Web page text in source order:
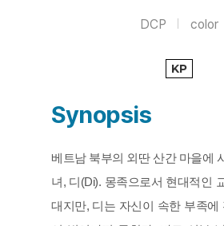
DCP color
KP
Synopsis
베트남 북부의 외딴 산간 마을에
녀, 디(Di). 몽족으로서 현대적인
대지만, 디는 자신이 속한 부족에